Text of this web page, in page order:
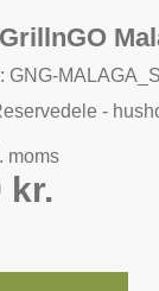
GNG-
-
moms
kr.